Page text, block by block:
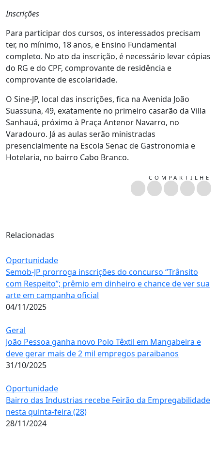
Inscrições
Para participar dos cursos, os interessados precisam
ter, no mínimo, 18 anos, e Ensino Fundamental
completo. No ato da inscrição, é necessário levar cópias
do RG e do CPF, comprovante de residência e
comprovante de escolaridade.
O Sine-JP, local das inscrições, fica na Avenida João
Suassuna, 49, exatamente no primeiro casarão da Villa
Sanhauá, próximo à Praça Antenor Navarro, no
Varadouro. Já as aulas serão ministradas
presencialmente na Escola Senac de Gastronomia e
Hotelaria, no bairro Cabo Branco.
COMPARTILHE
Relacionadas
Oportunidade
Semob-JP prorroga inscrições do concurso “Trânsito
com Respeito”; prêmio em dinheiro e chance de ver sua
arte em campanha oficial
04/11/2025
Geral
João Pessoa ganha novo Polo Têxtil em Mangabeira e
deve gerar mais de 2 mil empregos paraibanos
31/10/2025
Oportunidade
Bairro das Industrias recebe Feirão da Empregabilidade
nesta quinta-feira (28)
28/11/2024